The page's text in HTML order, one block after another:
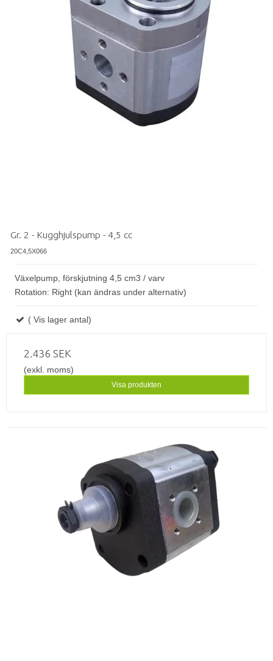
Gr. 2 - Kugghjulspump - 4,5 cc
20C4,5X066
Växelpump, förskjutning 4,5 cm3 / varv
Rotation: Right (kan ändras under alternativ)
( Vis lager antal)
2.436 SEK
(exkl. moms)
Visa produkten